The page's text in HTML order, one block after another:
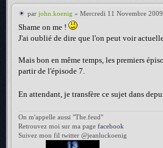
par john.koenig » Mercredi 11 Novembre
Shame on me !
J'ai oublié de dire que l'on peut voir
Mais bon en même temps, les premiers
partir de l'épisode 7.
En attendant, je transfère ce sujet dans
On m'appelle aussi "The.feud"
Retrouvez moi sur ma page facebook
Suivez mon fil twitter @jeanluckoenig